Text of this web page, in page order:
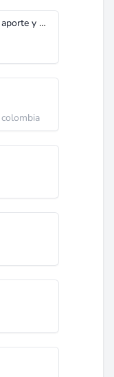
Saludos, muy buen aporte y gracias por compartirlo y si tu sabes los codigos de error en AVERY BERKEL L115 PUES ME APARECE ERROR 999.GRACIAS POR TU AYUDA.